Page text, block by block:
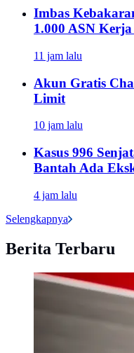
Imbas
1.000 ASN
11 jam lalu
Akun Gratis
Limit
10 jam lalu
Kasus 996
Bantah Ada
4 jam lalu
Selengkapnya
Berita Terbaru